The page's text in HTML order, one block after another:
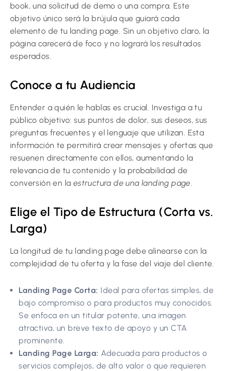
book, una solicitud de demo o una compra. Este
objetivo único será la brújula que guiará cada
elemento de tu landing page. Sin un objetivo claro, la
página carecerá de foco y no logrará los resultados
esperados.
Conoce a tu Audiencia
Entender a quién le hablas es crucial. Investiga a tu
público objetivo: sus puntos de dolor, sus deseos, sus
preguntas frecuentes y el lenguaje que utilizan. Esta
información te permitirá crear mensajes y ofertas que
resuenen directamente con ellos, aumentando la
relevancia de tu contenido y la probabilidad de
conversión en la estructura de una landing page
Elige el Tipo de Estructura (Corta vs.
Larga)
La longitud de tu landing page debe alinearse con la
complejidad de tu oferta y la fase del viaje del cliente.
Landing Page Corta: Ideal para ofertas simples, de
bajo compromiso o para productos muy conocidos.
Se enfoca en un titular potente, una imagen
atractiva, un breve texto de apoyo y un CTA
prominente.
Landing Page Larga: Adecuada para productos o
servicios complejos, de alto valor o que requieren